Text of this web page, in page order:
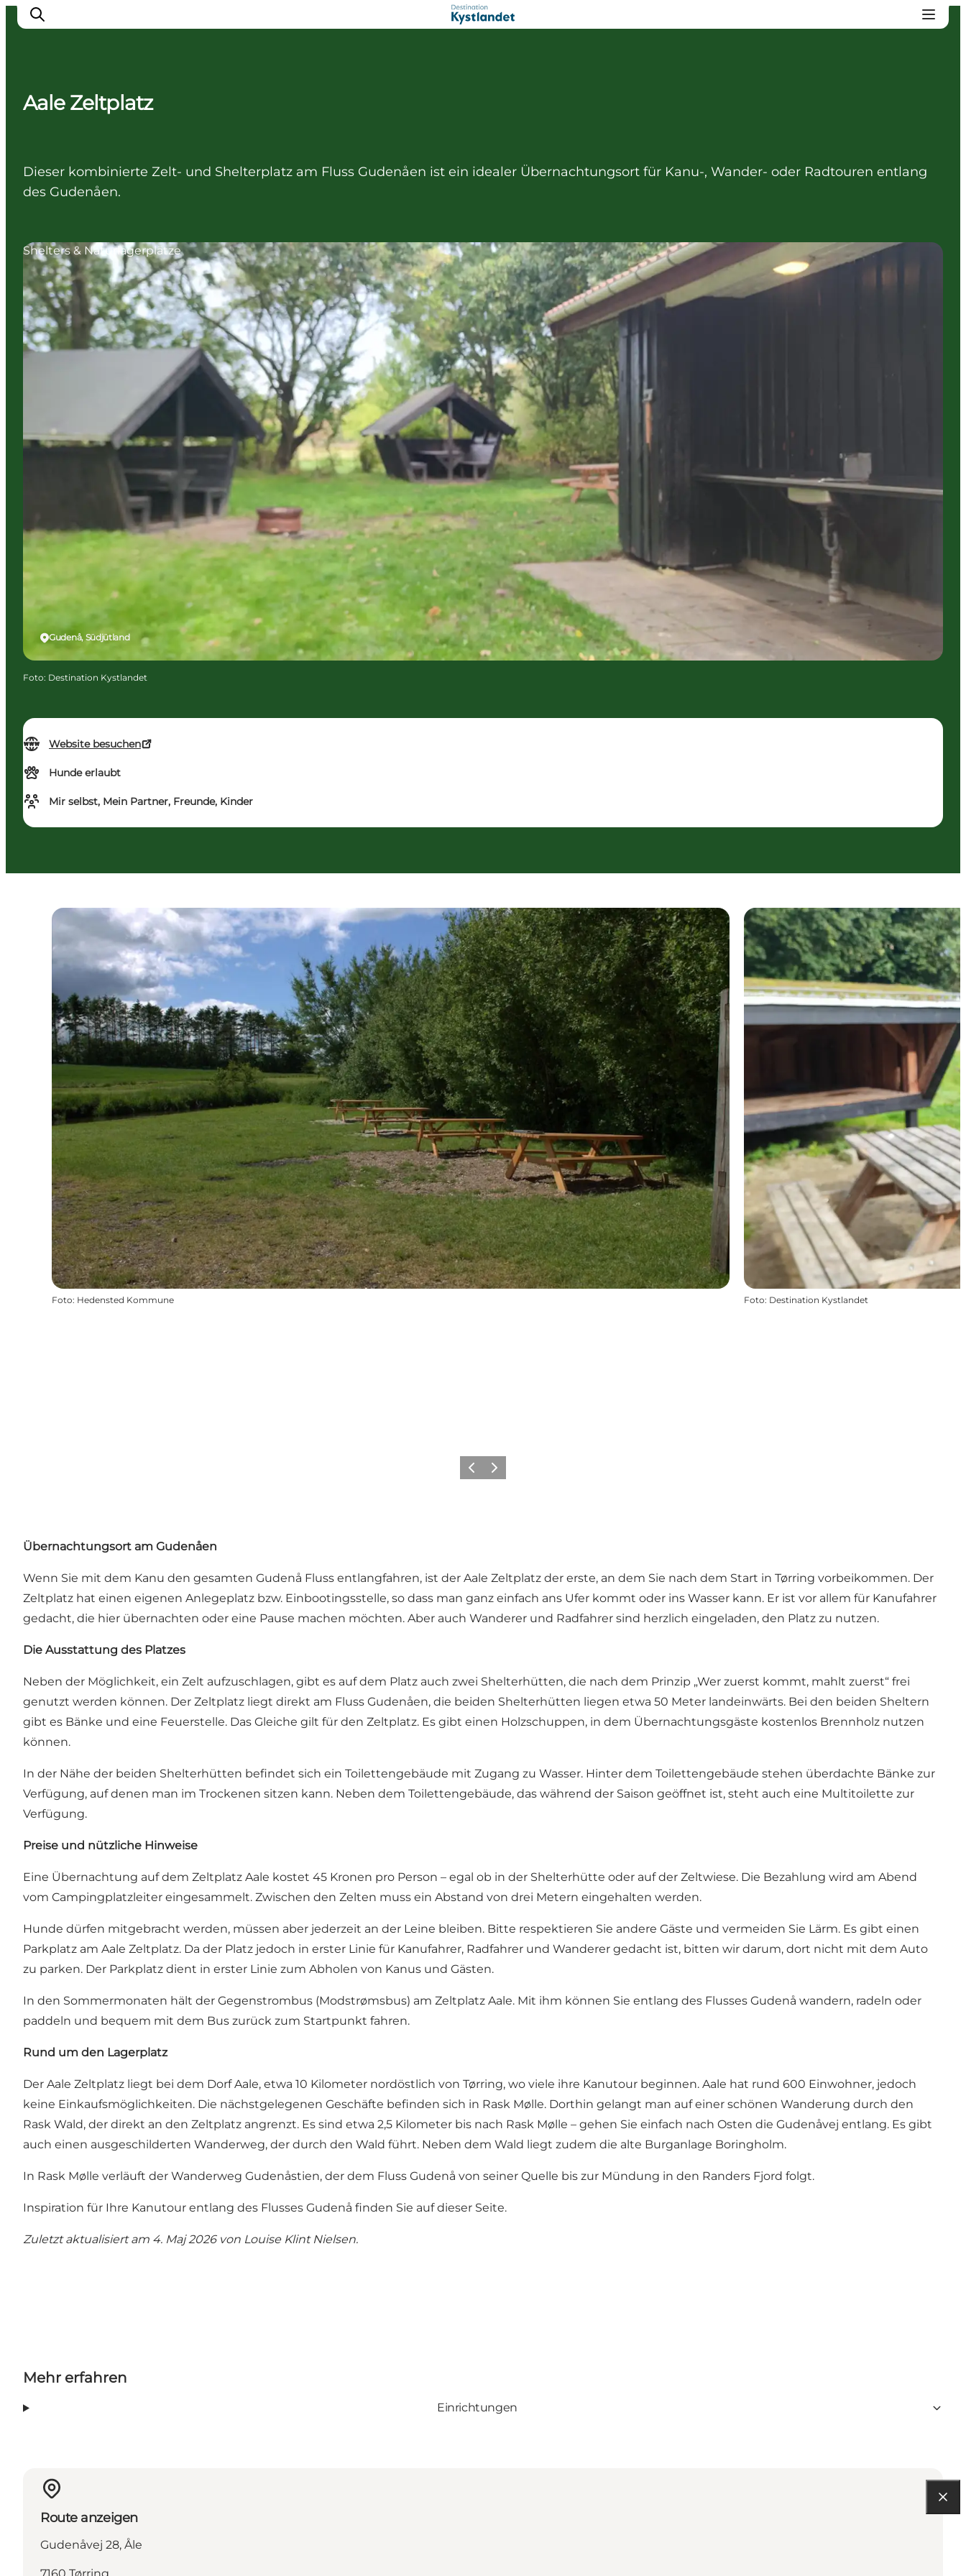
Unterkünfte
Camping
Aale Zeltplatz
Dieser kombinierte Zelt- und Shelterplatz am Fluss Gudenåen ist ein idealer Übernachtungsort für Kanu-, Wander- oder Radtouren entlang
des Gudenåen.
Website besuchen
Hunde erlaubt
Mir selbst, Mein Partner, Freunde, Kinder
Gudenå, Südjütland
Shelters & Naturlagerplätze
Foto: Destination Kystlandet
Foto: Hedensted Kommune Foto: Destination Kystlandet
ZurückWeiter
Übernachtungsort am Gudenåen
Wenn Sie mit dem Kanu den gesamten Gudenå Fluss entlangfahren, ist der Aale Zeltplatz der erste, an dem Sie nach dem Start in Tørring vorbeikommen. Der
Zeltplatz hat einen eigenen Anlegeplatz bzw. Einbootingsstelle, so dass man ganz einfach ans Ufer kommt oder ins Wasser kann. Er ist vor allem für Kanufahrer
gedacht, die hier übernachten oder eine Pause machen möchten. Aber auch Wanderer und Radfahrer sind herzlich eingeladen, den Platz zu nutzen.
Die Ausstattung des Platzes
Neben der Möglichkeit, ein Zelt aufzuschlagen, gibt es auf dem Platz auch zwei Shelterhütten, die nach dem Prinzip „Wer zuerst kommt, mahlt zuerst“ frei
genutzt werden können. Der Zeltplatz liegt direkt am Fluss Gudenåen, die beiden Shelterhütten liegen etwa 50 Meter landeinwärts. Bei den beiden Sheltern
gibt es Bänke und eine Feuerstelle. Das Gleiche gilt für den Zeltplatz. Es gibt einen Holzschuppen, in dem Übernachtungsgäste kostenlos Brennholz nutzen
können.
In der Nähe der beiden Shelterhütten befindet sich ein Toilettengebäude mit Zugang zu Wasser. Hinter dem Toilettengebäude stehen überdachte Bänke zur
Verfügung, auf denen man im Trockenen sitzen kann. Neben dem Toilettengebäude, das während der Saison geöffnet ist, steht auch eine Multitoilette zur
Verfügung.
Preise und nützliche Hinweise
Eine Übernachtung auf dem Zeltplatz Aale kostet 45 Kronen pro Person – egal ob in der Shelterhütte oder auf der Zeltwiese. Die Bezahlung wird am Abend
vom Campingplatzleiter eingesammelt. Zwischen den Zelten muss ein Abstand von drei Metern eingehalten werden.
Hunde dürfen mitgebracht werden, müssen aber jederzeit an der Leine bleiben. Bitte respektieren Sie andere Gäste und vermeiden Sie Lärm. Es gibt einen
Parkplatz am Aale Zeltplatz. Da der Platz jedoch in erster Linie für Kanufahrer, Radfahrer und Wanderer gedacht ist, bitten wir darum, dort nicht mit dem Auto
zu parken. Der Parkplatz dient in erster Linie zum Abholen von Kanus und Gästen.
In den Sommermonaten hält der Gegenstrombus (Modstrømsbus) am Zeltplatz Aale. Mit ihm können Sie entlang des Flusses Gudenå wandern, radeln oder
paddeln und bequem mit dem Bus zurück zum Startpunkt fahren.
Rund um den Lagerplatz
Der Aale Zeltplatz liegt bei dem Dorf Aale, etwa 10 Kilometer nordöstlich von Tørring, wo viele ihre Kanutour beginnen. Aale hat rund 600 Einwohner, jedoch
keine Einkaufsmöglichkeiten. Die nächstgelegenen Geschäfte befinden sich in Rask Mølle. Dorthin gelangt man auf einer schönen Wanderung durch den
Rask Wald, der direkt an den Zeltplatz angrenzt. Es sind etwa 2,5 Kilometer bis nach Rask Mølle – gehen Sie einfach nach Osten die Gudenåvej entlang. Es gibt
auch einen ausgeschilderten Wanderweg, der durch den Wald führt. Neben dem Wald liegt zudem die alte Burganlage Boringholm.
In Rask Mølle verläuft der Wanderweg Gudenåstien, der dem Fluss Gudenå von seiner Quelle bis zur Mündung in den Randers Fjord folgt.
Inspiration für Ihre Kanutour entlang des Flusses Gudenå finden Sie auf dieser Seite.
Zuletzt aktualisiert am 4. Maj 2026 von Louise Klint Nielsen.
Mehr erfahren
Einrichtungen
Route anzeigen
Gudenåvej 28, Åle